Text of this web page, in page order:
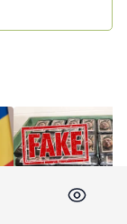
Autoritatea